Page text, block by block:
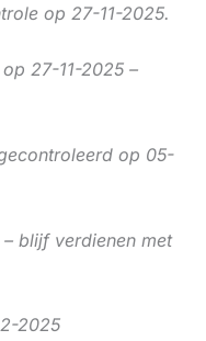
op 27-11-2025.
27-11-2025 –
op 05-
blijf verdienen met
2025